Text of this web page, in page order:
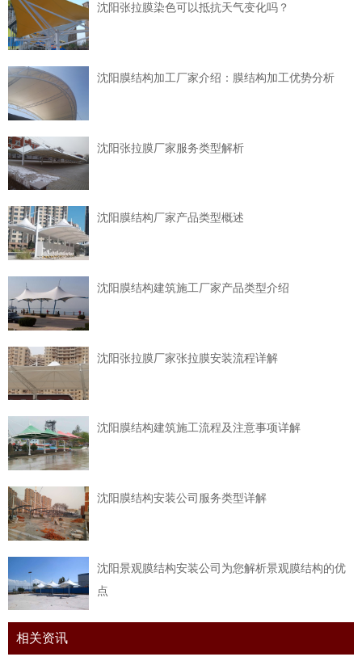
沈阳张拉膜染色可以抵抗天气变化吗？
沈阳膜结构加工厂家介绍：膜结构加工优势分析
沈阳张拉膜厂家服务类型解析
沈阳膜结构厂家产品类型概述
沈阳膜结构建筑施工厂家产品类型介绍
沈阳张拉膜厂家张拉膜安装流程详解
沈阳膜结构建筑施工流程及注意事项详解
沈阳膜结构安装公司服务类型详解
沈阳景观膜结构安装公司为您解析景观膜结构的优
点
相关资讯